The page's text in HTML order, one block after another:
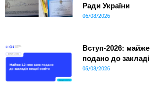
Ради України
06/08/2026
Вступ-2026:
подано до
05/08/2026